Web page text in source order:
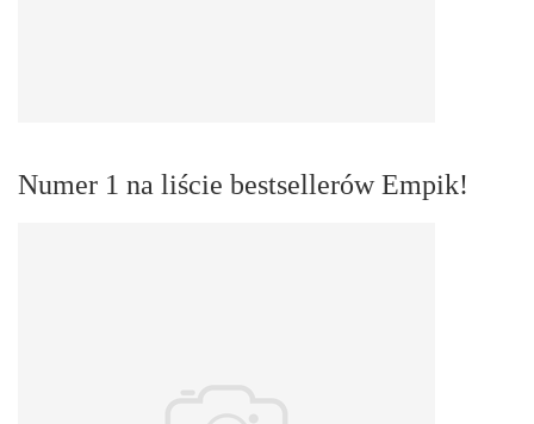
Numer 1 na liście bestsellerów Empik!